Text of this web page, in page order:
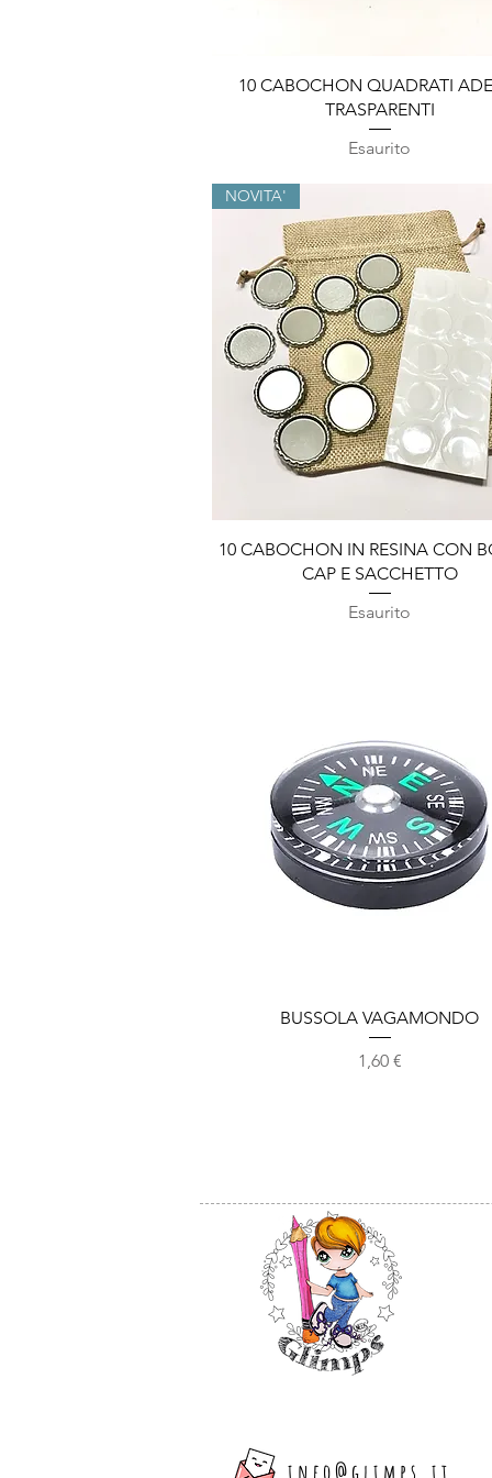
Vista rapida
10 CABOCHON QUADRATI
TRASPARENTI
Esaurito
Vista rapida
NOVITA'
10 CABOCHON IN RESINA CON
CAP E SACCHETTO
Esaurito
Vista rapida
BUSSOLA VAGAMONDO
Prezzo
1,60 €
info@glimps.it